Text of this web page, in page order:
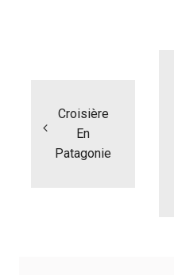
Croisière
En
Patagonie